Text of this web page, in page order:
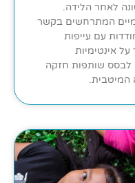
לאחר הלידה.
המתרחשים בקשר
עם עייפות
אינטימיות
לבסס שותפות חזקה
המיטבית.